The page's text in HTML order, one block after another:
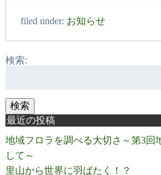
filed under: お知らせ
検索:
検索
最近の投稿
地域フロラを調べる大切さ～第3回
して～
里山から世界に羽ばたく！？